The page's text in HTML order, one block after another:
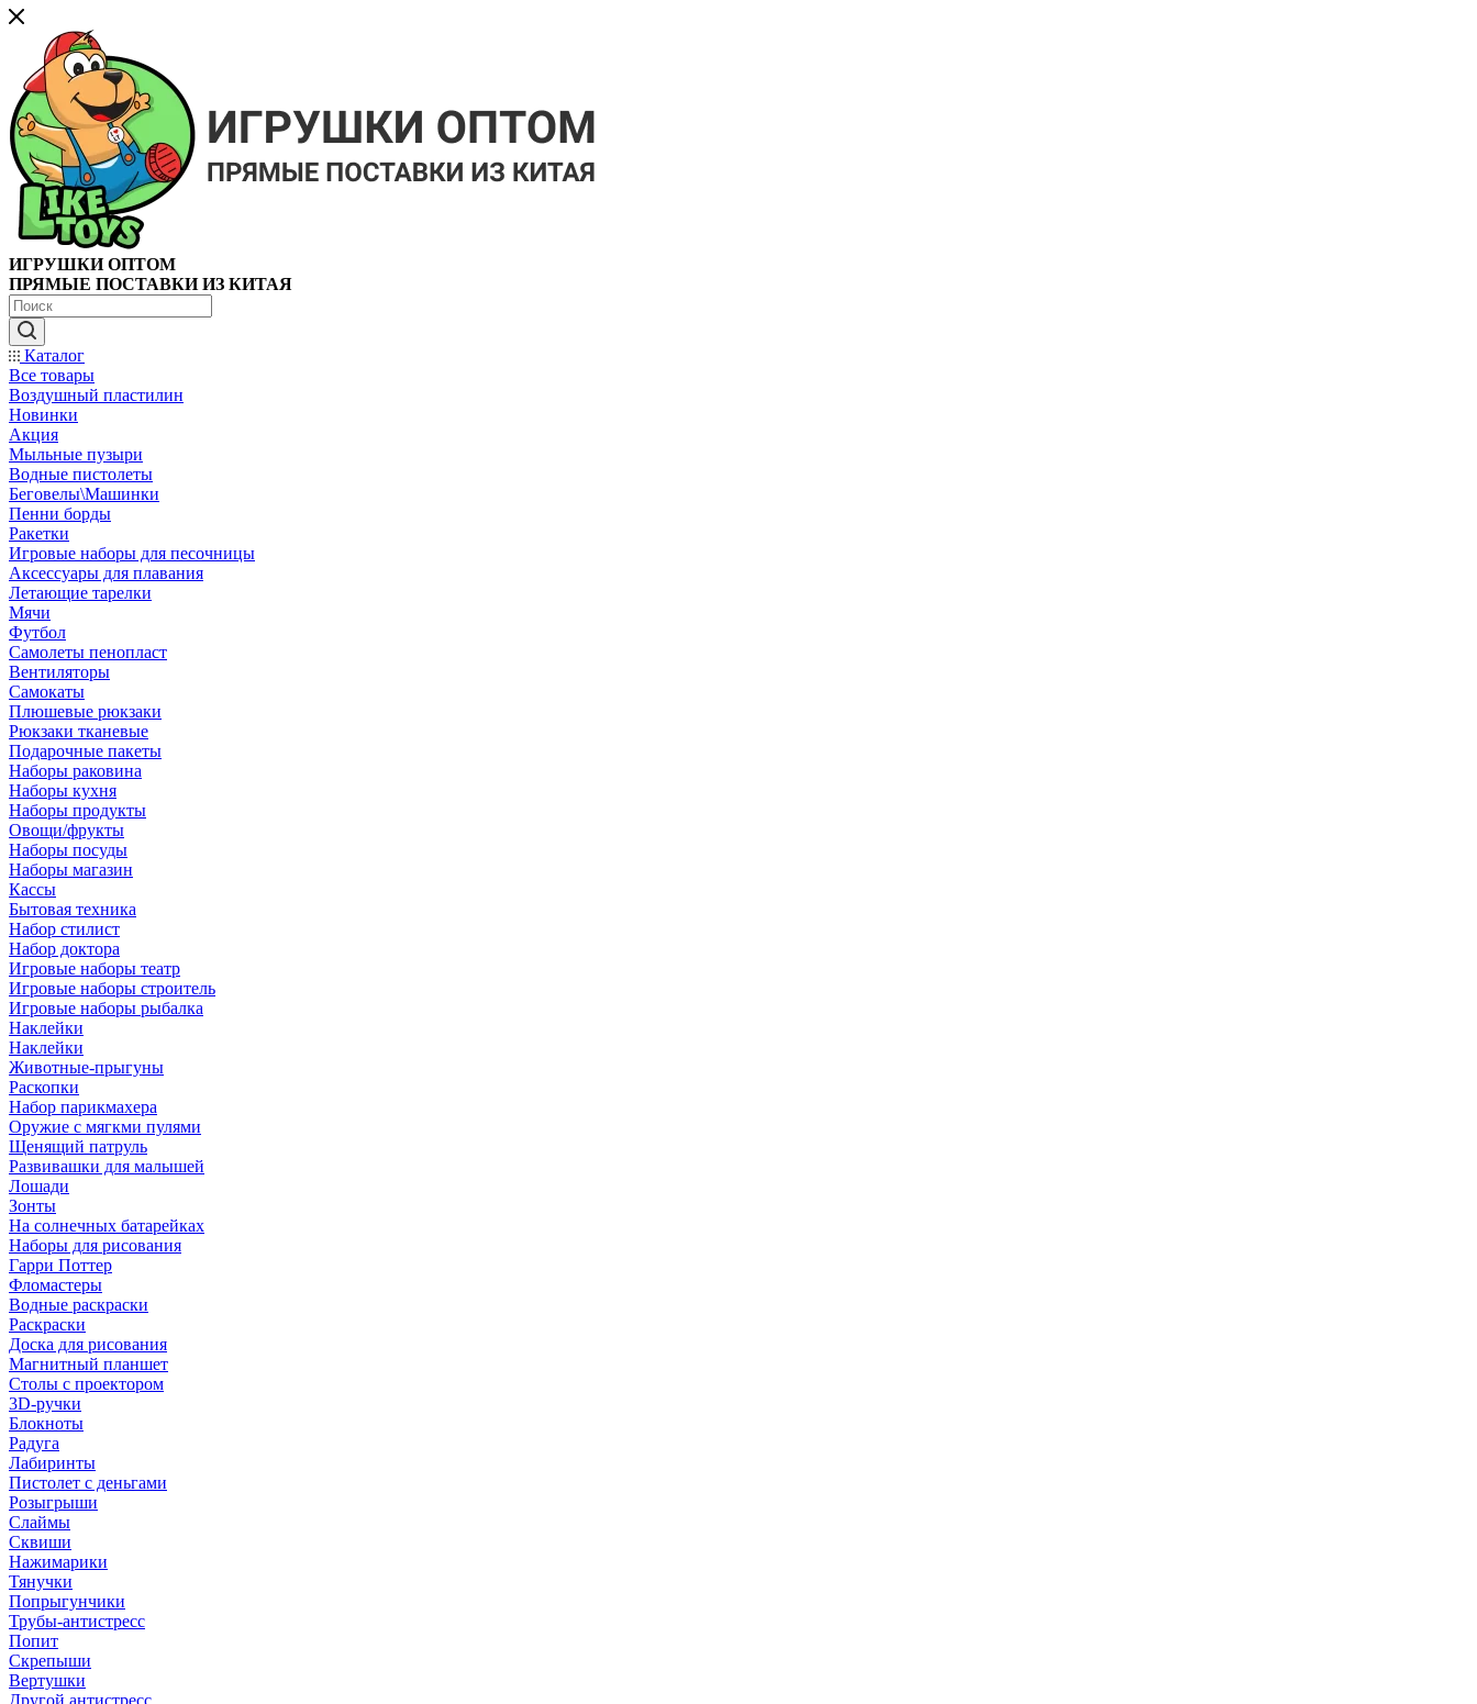
ИГРУШКИ ОПТОМ
ПРЯМЫЕ ПОСТАВКИ ИЗ КИТАЯ
Каталог
Все товары
Воздушный пластилин
Новинки
Акция
Мыльные пузыри
Водные пистолеты
Беговелы\Машинки
Пенни борды
Ракетки
Игровые наборы для песочницы
Аксессуары для плавания
Летающие тарелки
Мячи
Футбол
Самолеты пенопласт
Вентиляторы
Самокаты
Плюшевые рюкзаки
Рюкзаки тканевые
Подарочные пакеты
Наборы раковина
Наборы кухня
Наборы продукты
Овощи/фрукты
Наборы посуды
Наборы магазин
Кассы
Бытовая техника
Набор стилист
Набор доктора
Игровые наборы театр
Игровые наборы строитель
Игровые наборы рыбалка
Наклейки
Наклейки
Животные-прыгуны
Раскопки
Набор парикмахера
Оружие с мягкми пулями
Щенящий патруль
Развивашки для малышей
Лошади
Зонты
На солнечных батарейках
Наборы для рисования
Гарри Поттер
Фломастеры
Водные раскраски
Раскраски
Доска для рисования
Магнитный планшет
Столы с проектором
3D-ручки
Блокноты
Радуга
Лабиринты
Пистолет с деньгами
Розыгрыши
Слаймы
Сквиши
Нажимарики
Тянучки
Попрыгунчики
Трубы-антистресс
Попит
Скрепыши
Вертушки
Другой антистресс